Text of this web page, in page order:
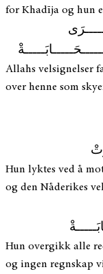
for Khadīja og hun
Allahs velsignelser
over henne som
Hun lyktes ved å
og den Nåderikes
Hun overgikk alle
og ingen regnskap